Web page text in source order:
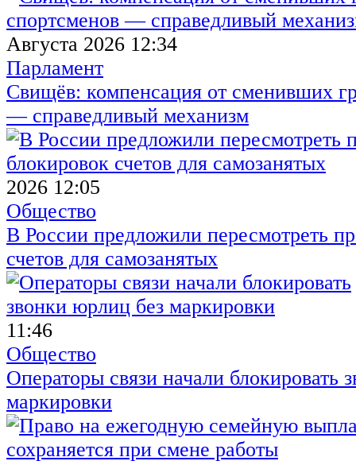
Августа 2026 12:34
Парламент
Свищёв: компенсация от сменивших
— справедливый механизм
2026 12:05
Общество
В России предложили пересмотреть
счетов для самозанятых
11:46
Общество
Операторы связи начали блокировать
маркировки